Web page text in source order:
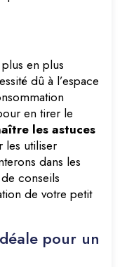
en plus
dû à l’espace
en tirer le
les astuces
les utiliser
dans les
conseils
de votre petit
pour un